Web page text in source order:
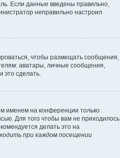
Если данные введены правильно,
неправильно настроил
чтобы размещать сообщения,
аватары, личные сообщения,
это сделать.
именем на конференции только
Для того чтобы вам не приходилось
делать это на
при каждом посещении